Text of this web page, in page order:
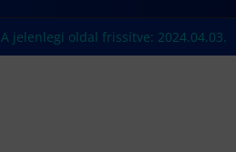
A jelenlegi oldal frissítve: 2024.04.03.